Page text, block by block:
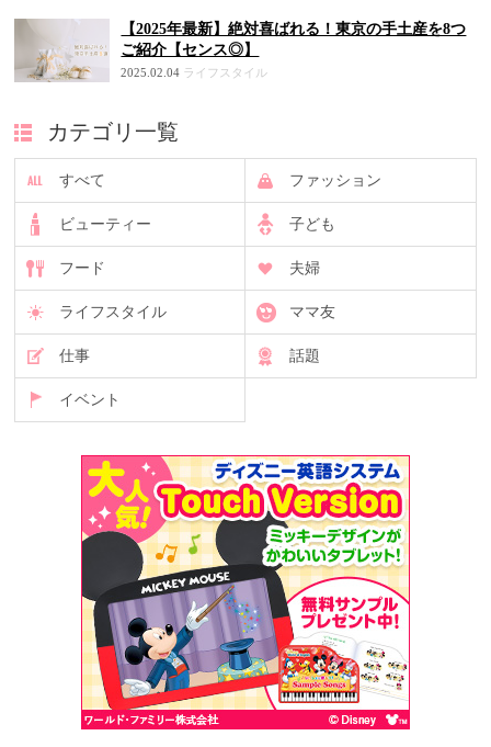
【2025年最新】絶対喜ばれる！東京の手土産を8つ
ご紹介【センス◎】
2025.02.04 ライフスタイル
カテゴリ一覧
すべて ファッション
ビューティー 子ども
フード 夫婦
ライフスタイル ママ友
仕事 話題
イベント